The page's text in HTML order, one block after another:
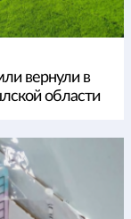
вернули в
области